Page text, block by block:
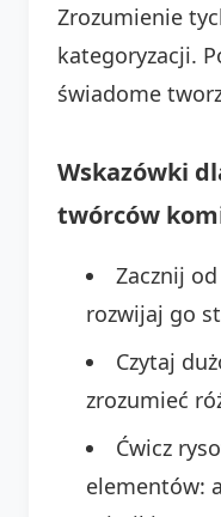
Zrozumienie
kategoryzacji.
świadome
Wskazówki
twórców
Zacznij
rozwijaj go
Czytaj
zrozumieć
Ćwicz
elementów: